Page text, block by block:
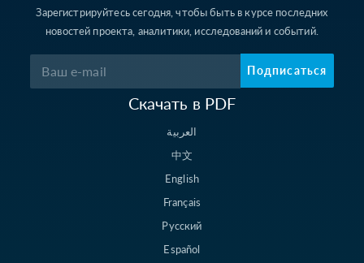
Зарегистрируйтесь сегодня, чтобы быть в курсе последних
новостей проекта, аналитики, исследований и событий.
Подписаться
Скачать в PDF
العربية
中文
English
Français
Русский
Español